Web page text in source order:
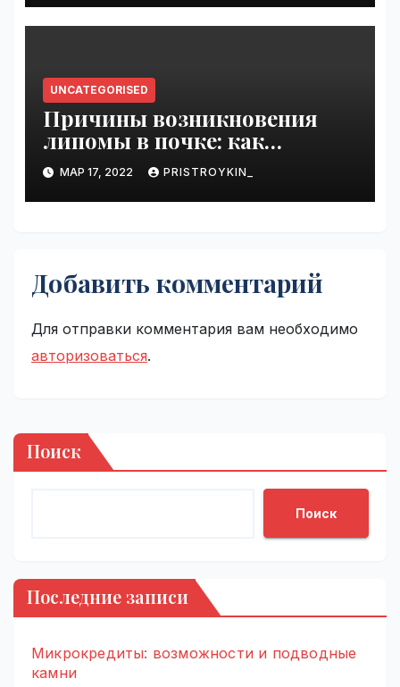
UNCATEGORISED
Причины возникновения
липомы в почке: как
справиться с болезнью
МАР 17, 2022 PRISTROYKIN_
Добавить комментарий
Для отправки комментария вам необходимо
авторизоваться.
Поиск
Поиск
Последние записи
Микрокредиты: возможности и подводные
камни